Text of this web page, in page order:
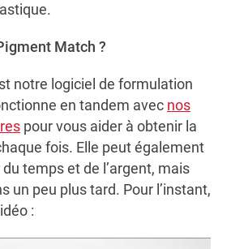
Match ?
notre logiciel de formulation
en tandem avec nos
pour vous aider à obtenir la
fois. Elle peut également
temps et de l’argent, mais
un peu plus tard. Pour l’instant,
: